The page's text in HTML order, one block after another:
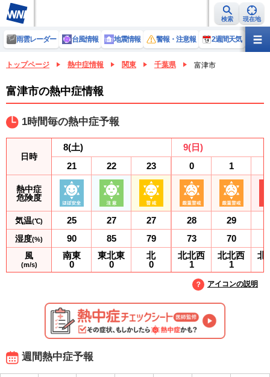
検索 現在地
雨雲レーダー 台風情報 地震情報 警報・注意報 2週間天気 ラ
トップページ 熱中症情報 関東 千葉県 富津市
富津市の熱中症情報
1時間毎の熱中症予報
日時
熱中症
危険度
気温(℃)
湿度(%)
風
(m/s)
8(土)
21
25
90
南東
0
22
27
85
東北東
0
23
27
79
北
0
9(日)
0
28
73
北北西
1
1
29
70
北北西
1
北
アイコンの説明
週間熱中症予報